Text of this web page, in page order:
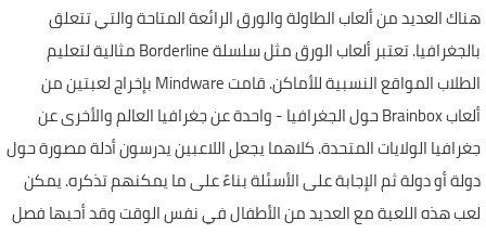
هناك العديد من ألعاب الطاولة والورق الرائعة المتاحة والتي تتعلق
بالجغرافيا. تعتبر ألعاب الورق مثل سلسلة Borderline مثالية لتعليم
الطلاب المواقع النسبية للأماكن. قامت Mindware بإخراج لعبتين من
ألعاب Brainbox حول الجغرافيا - واحدة عن جغرافيا العالم والأخرى عن
جغرافيا الولايات المتحدة. كلاهما يجعل اللاعبين يدرسون أدلة مصورة حول
دولة أو دولة ثم الإجابة على الأسئلة بناءً على ما يمكنهم تذكره. يمكن
لعب هذه اللعبة مع العديد من الأطفال في نفس الوقت وقد أحبها فصل